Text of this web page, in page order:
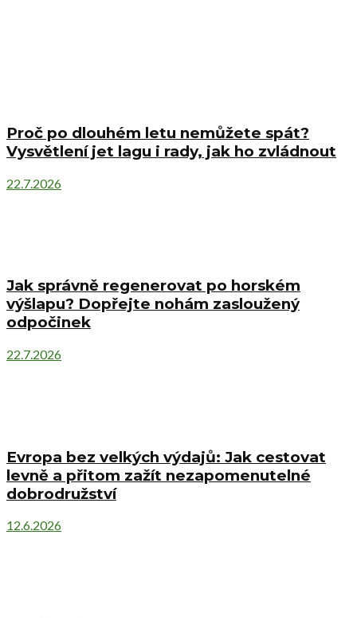
Proč po dlouhém letu nemůžete spát?
Vysvětlení jet lagu i rady, jak ho zvládnout
22.7.2026
Jak správně regenerovat po horském
výšlapu? Dopřejte nohám zasloužený
odpočinek
22.7.2026
Evropa bez velkých výdajů: Jak cestovat
levně a přitom zažít nezapomenutelné
dobrodružství
12.6.2026